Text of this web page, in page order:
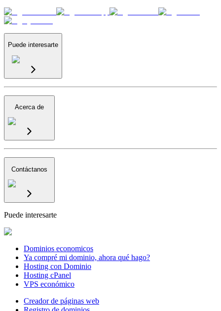
Puede interesarte
Acerca de
Contáctanos
Puede interesarte
Dominios economicos
Ya compré mi dominio, ahora qué hago?
Hosting con Dominio
Hosting cPanel
VPS económico
Creador de páginas web